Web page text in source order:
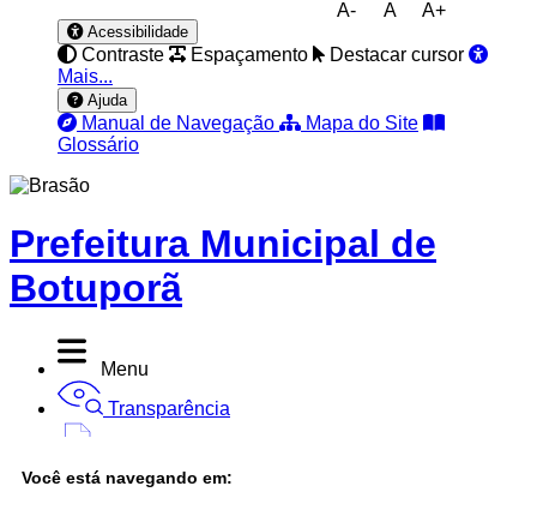
A- A A+
Acessibilidade
Contraste Espaçamento
Destacar cursor
Mais...
Ajuda
Manual de Navegação
Mapa do Site
Glossário
Prefeitura Municipal de
Botuporã
Menu
Transparência
Você está navegando em: